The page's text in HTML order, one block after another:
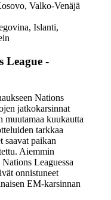
Valko-Venäjä
Islanti,
League -
Nations
jatkokarsinnat
muutamaa kuukautta
tarkkaa
saavat paikan
Aiemmin
Leaguessa
onnistuneet
EM-karsinnan